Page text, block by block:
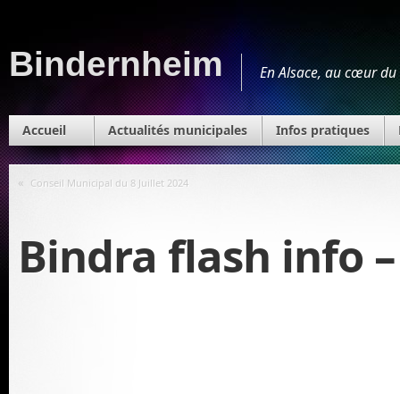
Bindernheim En Alsace, au cœur
Accueil Actualités municipales Infos pratiques
« Conseil Municipal du 8 Juillet 2024
Bindra flash info